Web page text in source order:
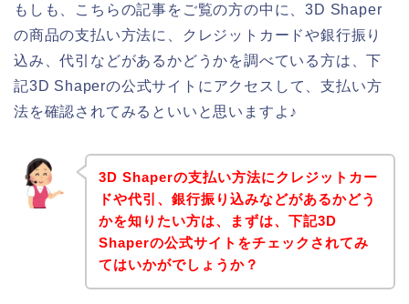
もしも、こちらの記事をご覧の方の中に、3D Shaper
の商品の支払い方法に、クレジットカードや銀行振り
込み、代引などがあるかどうかを調べている方は、下
記3D Shaperの公式サイトにアクセスして、支払い方
法を確認されてみるといいと思いますよ♪
3D Shaperの支払い方法にクレジットカー
ドや代引、銀行振り込みなどがあるかどう
かを知りたい方は、まずは、下記3D
Shaperの公式サイトをチェックされてみ
てはいかがでしょうか？